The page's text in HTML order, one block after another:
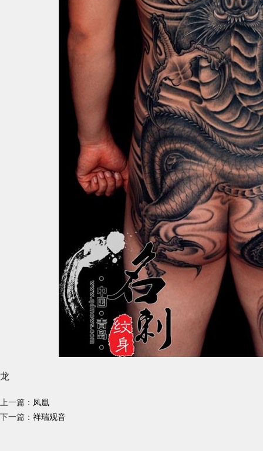
龙
上一篇： 凤凰
下一篇： 祥瑞观音